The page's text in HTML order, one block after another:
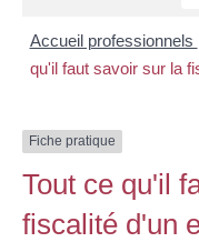
Accueil professionnels
qu'il faut savoir sur la
Fiche pratique
Tout ce qu'il
fiscalité d'un